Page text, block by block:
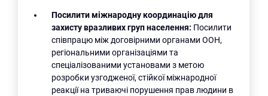
Посилити міжнародну координацію для
захисту вразливих груп населення: Посилити
співпрацю між договірними органами ООН,
регіональними організаціями та
спеціалізованими установами з метою
розробки узгодженої, стійкої міжнародної
реакції на триваючі порушення прав людини в